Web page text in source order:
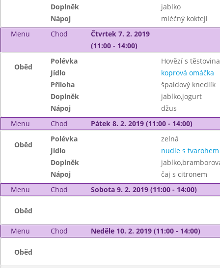
Doplněk
jablko
Nápoj
mléčný koktejl
Menu
Chod
Čtvrtek 7. 2. 2019
(11:00 - 14:00)
Oběd
Polévka
Hovězí s
Jídlo
koprová omáčka
Příloha
špaldový knedlík
Doplněk
jablko,jogurt
Nápoj
džus
Menu
Chod Pátek 8. 2. 2019 (11:00 - 14:00)
Oběd
Polévka
zelná
Jídlo
nudle s tvarohem
Doplněk
Nápoj
čaj s citronem
Menu
Chod Sobota 9. 2. 2019 (11:00 - 14:00)
Oběd
Menu Chod Neděle 10. 2. 2019 (11:00 - 14:00)
Oběd